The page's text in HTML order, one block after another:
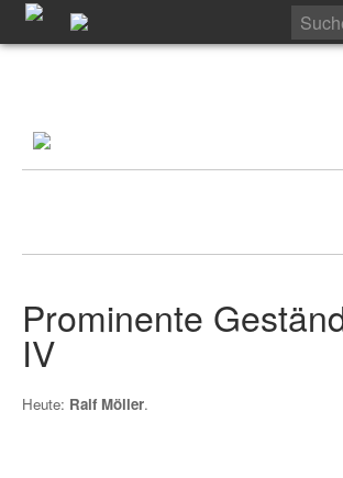
Prominente
IV
Heute: Ralf Möller.